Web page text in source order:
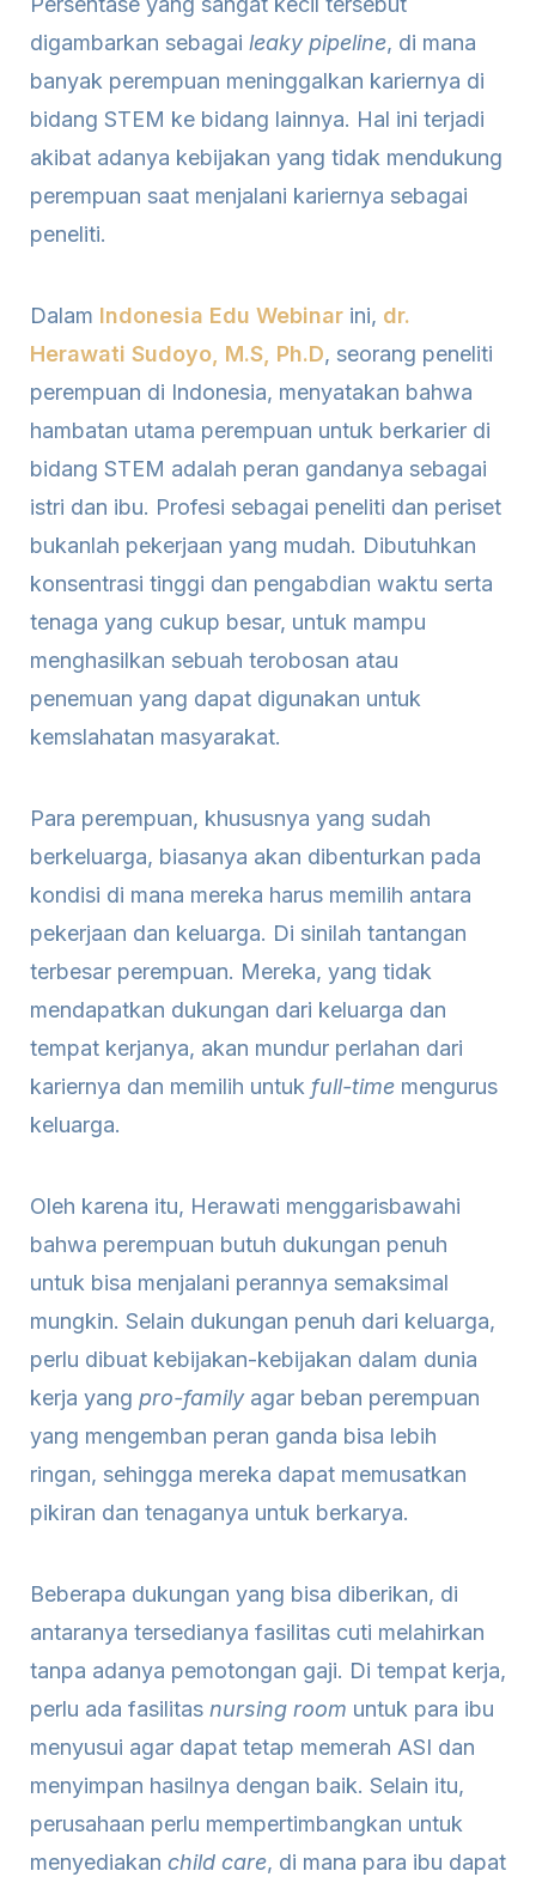
digambarkan sebagai leaky pipeline, di mana
banyak perempuan meninggalkan kariernya di
bidang STEM ke bidang lainnya. Hal ini terjadi
akibat adanya kebijakan yang tidak mendukung
perempuan saat menjalani kariernya sebagai
peneliti.
Dalam Indonesia Edu Webinar ini, dr.
Herawati Sudoyo, M.S, Ph.D, seorang peneliti
perempuan di Indonesia, menyatakan bahwa
hambatan utama perempuan untuk berkarier di
bidang STEM adalah peran gandanya sebagai
istri dan ibu. Profesi sebagai peneliti dan periset
bukanlah pekerjaan yang mudah. Dibutuhkan
konsentrasi tinggi dan pengabdian waktu serta
tenaga yang cukup besar, untuk mampu
menghasilkan sebuah terobosan atau
penemuan yang dapat digunakan untuk
kemslahatan masyarakat.
Para perempuan, khususnya yang sudah
berkeluarga, biasanya akan dibenturkan pada
kondisi di mana mereka harus memilih antara
pekerjaan dan keluarga. Di sinilah tantangan
terbesar perempuan. Mereka, yang tidak
mendapatkan dukungan dari keluarga dan
tempat kerjanya, akan mundur perlahan dari
kariernya dan memilih untuk full-time mengurus
keluarga.
Oleh karena itu, Herawati menggarisbawahi
bahwa perempuan butuh dukungan penuh
untuk bisa menjalani perannya semaksimal
mungkin. Selain dukungan penuh dari keluarga,
perlu dibuat kebijakan-kebijakan dalam dunia
kerja yang pro-family agar beban perempuan
yang mengemban peran ganda bisa lebih
ringan, sehingga mereka dapat memusatkan
pikiran dan tenaganya untuk berkarya.
Beberapa dukungan yang bisa diberikan, di
antaranya tersedianya fasilitas cuti melahirkan
tanpa adanya pemotongan gaji. Di tempat kerja,
perlu ada fasilitas nursing room untuk para ibu
menyusui agar dapat tetap memerah ASI dan
menyimpan hasilnya dengan baik. Selain itu,
perusahaan perlu mempertimbangkan untuk
menyediakan child care, di mana para ibu dapat